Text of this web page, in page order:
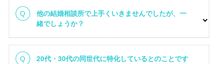
ご成婚者さまのお声
他の結婚相談所で上手くいきませんでしたが、一
緒でしょうか？
20代・30代の同世代に特化しているとのことです